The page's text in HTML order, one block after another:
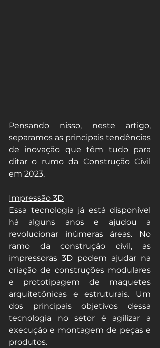
Pensando nisso, neste artigo,
separamos as principais tendências
de inovação que têm tudo para
ditar o rumo da Construção Civil
em 2023.
Impressão 3D
Essa tecnologia já está disponível
há alguns anos e ajudou a
revolucionar inúmeras áreas. No
ramo da construção civil, as
impressoras 3D podem ajudar na
criação de construções modulares
e prototipagem de maquetes
arquitetônicas e estruturais. Um
dos principais objetivos dessa
tecnologia no setor é agilizar a
execução e montagem de peças e
produtos.